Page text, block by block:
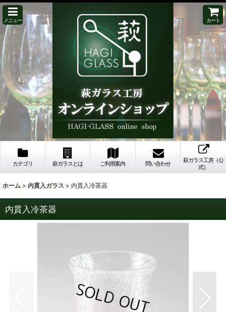
メニュー カート
カテゴリ 萩ガラスとは ご利用案内 問い合わせ
萩ガラス工房（公
式）
ホーム > 内貫入ガラス > 内貫入冷茶器
内貫入冷茶器